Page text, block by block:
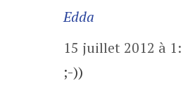
Edda
15 juillet 2012 à
;-))